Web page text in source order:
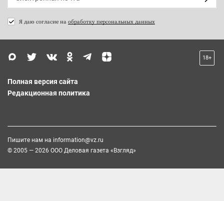
Я даю согласие на обработку персональных данных
18+
Полная версия сайта
Редакционная политика
Пишите нам на information@vz.ru
© 2005 — 2026 ООО Деловая газета «Взгляд»